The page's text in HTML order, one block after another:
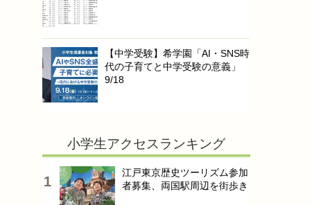
【中学受験】希学園「AI・SNS時
代の子育てと中学受験の意義」
9/18
小学生アクセスランキング
江戸東京歴史ツーリズム参加
者募集、両国駅周辺を街歩き